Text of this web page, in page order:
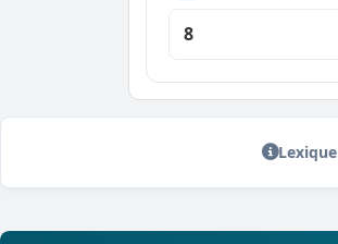
8
Lexique